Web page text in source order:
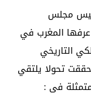
مجلس
عرفها المغرب في
التاريخي
تحولا يلتقي
في :